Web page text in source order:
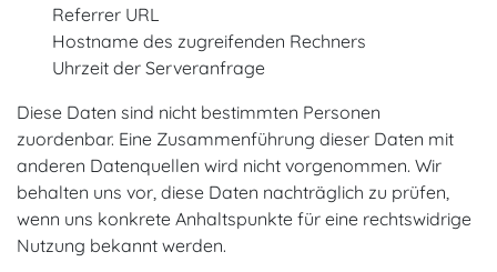
Referrer URL
Hostname des zugreifenden Rechners
Uhrzeit der Serveranfrage
Diese Daten sind nicht bestimmten Personen
zuordenbar. Eine Zusammenführung dieser Daten mit
anderen Datenquellen wird nicht vorgenommen. Wir
behalten uns vor, diese Daten nachträglich zu prüfen,
wenn uns konkrete Anhaltspunkte für eine rechtswidrige
Nutzung bekannt werden.